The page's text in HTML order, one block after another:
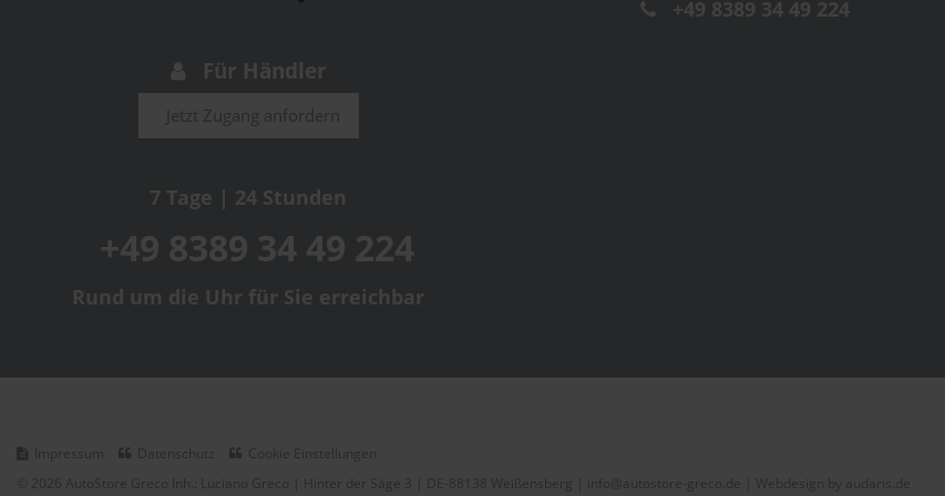
Für Händler
Jetzt Zugang anfordern
7 Tage | 24 Stunden
+49 8389 34 49 224
Rund um die Uhr für Sie erreichbar
+49 8389 34 49 224
Impressum Datenschutz
Cookie Einstellungen
© 2026 AutoStore Greco Inh.: Luciano Greco | Hinter der Säge 3 | DE-88138 Weißensberg | info@autostore-greco.de | Webdesign by audaris.de